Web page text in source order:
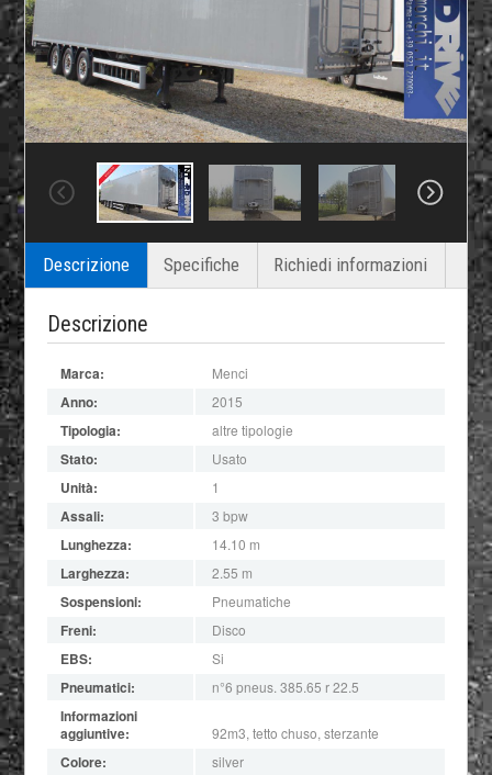
Descrizione Specifiche Richiedi informazioni
Descrizione
Marca: Menci
Anno: 2015
Tipologia: altre tipologie
Stato: Usato
Unità: 1
Assali: 3 bpw
Lunghezza: 14.10 m
Larghezza: 2.55 m
Sospensioni: Pneumatiche
Freni: Disco
EBS: Si
Pneumatici: n°6 pneus. 385.65 r 22.5
Informazioni
aggiuntive:
92m3, tetto chuso, sterzante
Colore: silver